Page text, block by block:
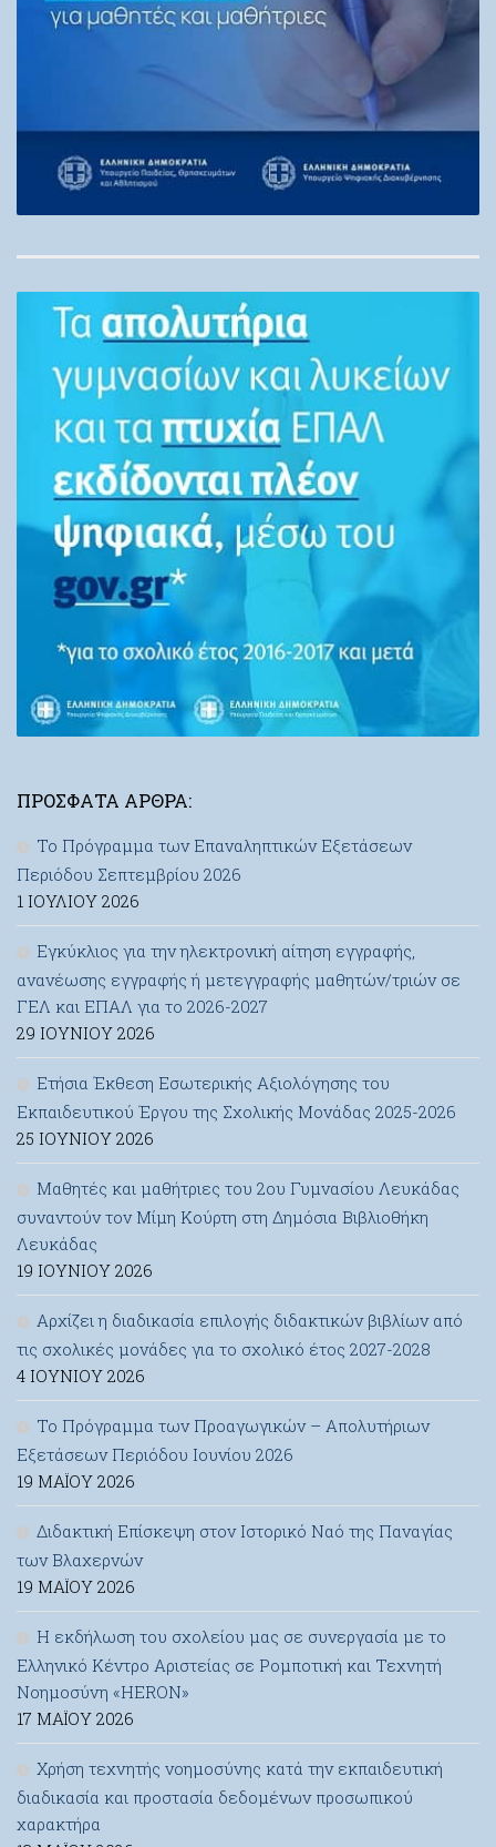
ΠΡΌΣΦΑΤΑ ΆΡΘΡΑ:
Το Πρόγραμμα των Επαναληπτικών Εξετάσεων
Περιόδου Σεπτεμβρίου 2026
1 ΙΟΥΛΊΟΥ 2026
Εγκύκλιος για την ηλεκτρονική αίτηση εγγραφής,
ανανέωσης εγγραφής ή μετεγγραφής μαθητών/τριών σε
ΓΕΛ και ΕΠΑΛ για το 2026-2027
29 ΙΟΥΝΊΟΥ 2026
Ετήσια Έκθεση Εσωτερικής Αξιολόγησης του
Εκπαιδευτικού Έργου της Σχολικής Μονάδας 2025-2026
25 ΙΟΥΝΊΟΥ 2026
Μαθητές και μαθήτριες του 2ου Γυμνασίου Λευκάδας
συναντούν τον Μίμη Κούρτη στη Δημόσια Βιβλιοθήκη
Λευκάδας
19 ΙΟΥΝΊΟΥ 2026
Αρχίζει η διαδικασία επιλογής διδακτικών βιβλίων από
τις σχολικές μονάδες για το σχολικό έτος 2027-2028
4 ΙΟΥΝΊΟΥ 2026
Το Πρόγραμμα των Προαγωγικών – Απολυτήριων
Εξετάσεων Περιόδου Ιουνίου 2026
19 ΜΑΪ́ΟΥ 2026
Διδακτική Επίσκεψη στον Ιστορικό Ναό της Παναγίας
των Βλαχερνών
19 ΜΑΪ́ΟΥ 2026
Η εκδήλωση του σχολείου μας σε συνεργασία με το
Ελληνικό Κέντρο Αριστείας σε Ρομποτική και Τεχνητή
Νοημοσύνη «HERON»
17 ΜΑΪ́ΟΥ 2026
Χρήση τεχνητής νοημοσύνης κατά την εκπαιδευτική
διαδικασία και προστασία δεδομένων προσωπικού
χαρακτήρα